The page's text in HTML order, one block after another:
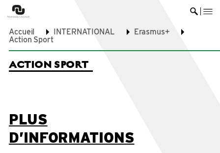
Accueil INTERNATIONAL
Erasmus+
Action Sport
ACTION SPORT
PLUS
D’INFORMATIONS